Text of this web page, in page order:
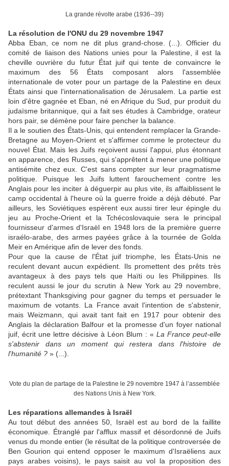
La grande révolte arabe (1936--39)
La résolution de l'ONU du 29 novembre 1947
Abba Eban, ce nom ne dit plus grand-chose. (...). Officier du
comité de liaison des Nations unies pour la Palestine, il est la
cheville ouvrière du futur État juif qui tente de convaincre le
maximum des 56 États composant alors l'assemblée
internationale de voter pour un partage de la Palestine en deux
États ainsi que l'internationalisation de Jérusalem. La partie est
loin d'être gagnée et Eban, né en Afrique du Sud, pur produit du
judaïsme britannique, qui a fait ses études à Cambridge, orateur
hors pair, se démène pour faire pencher la balance.
Il a le soutien des États-Unis, qui entendent remplacer la Grande-
Bretagne au Moyen-Orient et s'affirmer comme le protecteur du
nouvel État. Mais les Juifs reçoivent aussi l'appui, plus étonnant
en apparence, des Russes, qui s'apprêtent à mener une politique
antisémite chez eux. C'est sans compter sur leur pragmatisme
politique. Puisque les Juifs luttent farouchement contre les
Anglais pour les inciter à déguerpir au plus vite, ils affaiblissent le
camp occidental à l'heure où la guerre froide a déjà débuté. Par
ailleurs, les Soviétiques espèrent eux aussi tirer leur épingle du
jeu au Proche-Orient et la Tchécoslovaquie sera le principal
fournisseur d'armes d'Israël en 1948 lors de la première guerre
israélo-arabe, des armes payées grâce à la tournée de Golda
Meir en Amérique afin de lever des fonds.
Pour que la cause de l'État juif triomphe, les États-Unis ne
reculent devant aucun expédient. Ils promettent des prêts très
avantageux à des pays tels que Haïti ou les Philippines. Ils
reculent aussi le jour du scrutin à New York au 29 novembre,
prétextant Thanksgiving pour gagner du temps et persuader le
maximum de votants. La France avait l'intention de s'abstenir,
mais Weizmann, qui avait tant fait en 1917 pour obtenir des
Anglais la déclaration Balfour et la promesse d'un foyer national
juif, écrit une lettre décisive à Léon Blum : « La France peut-elle
s'abstenir dans un moment qui restera dans l'histoire de
l'humanité ? » (...).
Vote du plan de partage de la Palestine le 29 novembre 1947 à l’assemblée
des Nations Unis à New York.
Les réparations allemandes à Israël
Au tout début des années 50, Israël est au bord de la faillite
économique. Étranglé par l'afflux massif et désordonné de Juifs
venus du monde entier (le résultat de la politique controversée de
Ben Gourion qui entend opposer le maximum d'Israëliens aux
pays arabes voisins), le pays saisit au vol la proposition des